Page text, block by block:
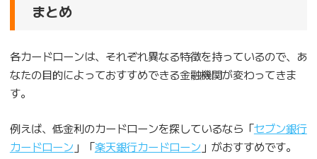
まとめ
各カードローンは、それぞれ異なる特徴を持っているので、あ
なたの目的によっておすすめできる金融機関が変わってきま
す。
例えば、低金利のカードローンを探しているなら「セブン銀行
カードローン 」「楽天銀行カードローン 」がおすすめです。